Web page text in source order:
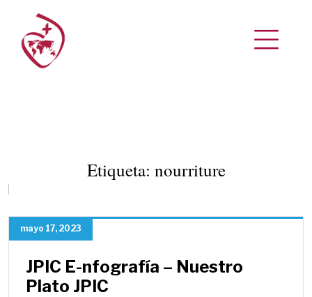
Etiqueta: nourriture
mayo 17, 2023
JPIC E-nfografía – Nuestro
Plato JPIC